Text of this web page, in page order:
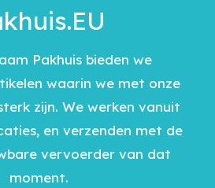
Pakhuis bieden we
waarin we met onze
zijn. We werken vanuit
en verzenden met de
vervoerder van dat
moment.